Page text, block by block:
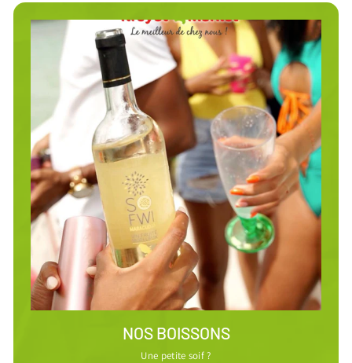
NOS BOISSONS
Une petite soif ?